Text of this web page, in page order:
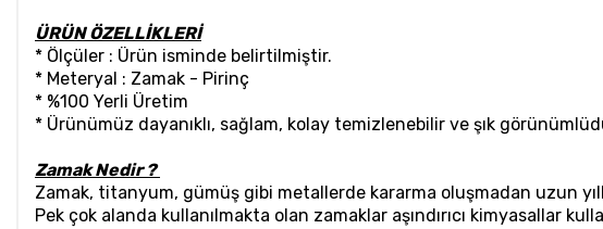
ÜRÜN ÖZELLİKLERİ
* Ölçüler : Ürün isminde belirtilmiştir.
* Meteryal : Zamak - Pirinç
* %100 Yerli Üretim
* Ürünümüz dayanıklı, sağlam, kolay temizlenebilir ve şık
Zamak Nedir ?
Zamak, titanyum, gümüş gibi metallerde kararma oluşmadan uzun
Pek çok alanda kullanılmakta olan zamaklar aşındırıcı kimyasallar